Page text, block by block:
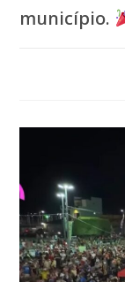
município.